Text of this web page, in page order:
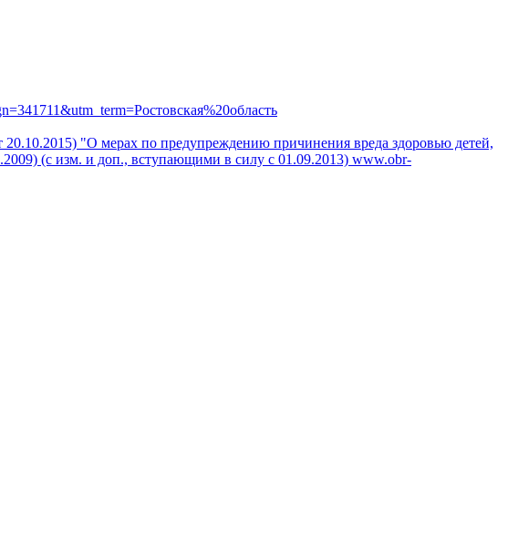
20.10.2015) "О мерах по предупреждению причинения вреда здоровью детей,
(с изм. и доп., вступающими в силу с 01.09.2013) www.obr-